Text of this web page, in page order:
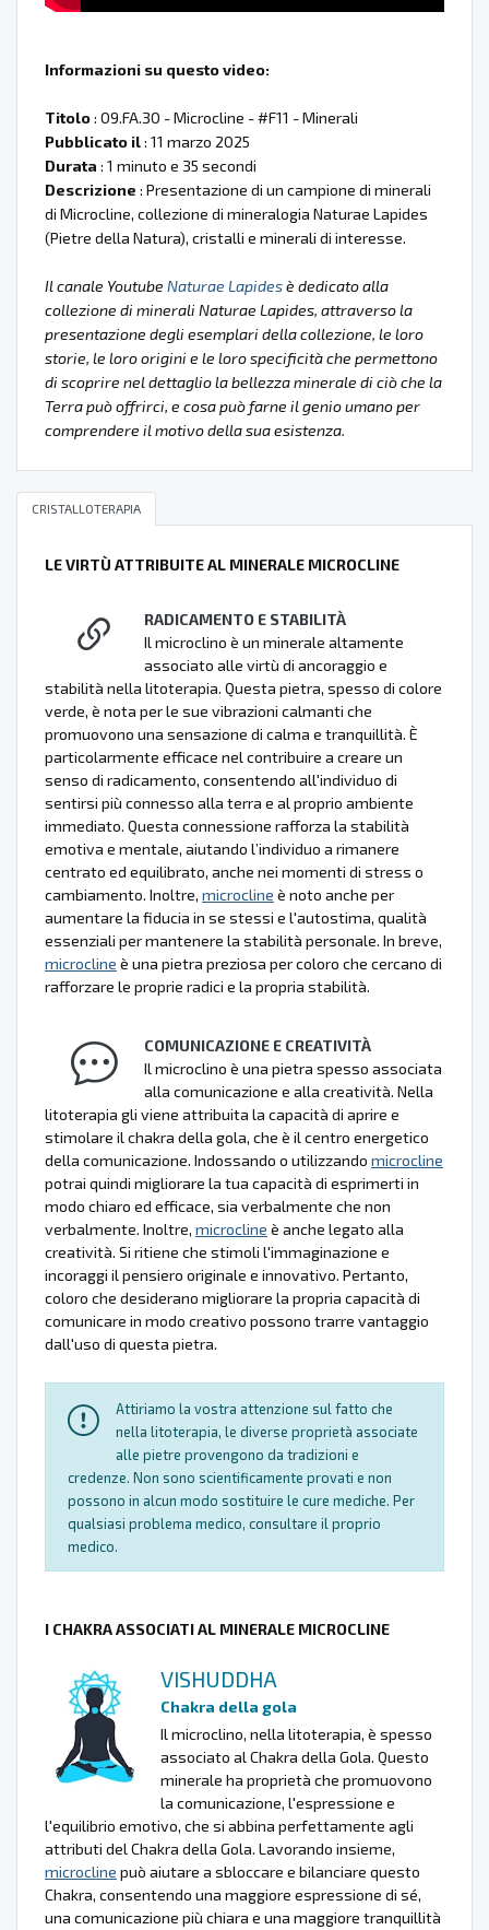
Informazioni su questo video:
Titolo: 09.FA.30 - Microcline - #F11 - Minerali
Pubblicato il: 11 marzo 2025
Durata : 1 minuto e 35 secondi
Descrizione : Presentazione di un campione di minerali
di Microcline, collezione di mineralogia Naturae Lapides
(Pietre della Natura), cristalli e minerali di interesse.
Il canale Youtube Naturae Lapidesè dedicato alla
collezione di minerali Naturae Lapides, attraverso la
presentazione degli esemplari della collezione, le loro
storie, le loro origini e le loro specificità che permettono
di scoprire nel dettaglio la bellezza minerale di ciò che la
Terra può offrirci, e cosa può farne il genio umano per
comprendere il motivo della sua esistenza.
CRISTALLOTERAPIA
LE VIRTÙ ATTRIBUITE AL MINERALE MICROCLINE
RADICAMENTO E STABILITÀ
Il microclino è un minerale altamente
associato alle virtù di ancoraggio e
stabilità nella litoterapia. Questa pietra, spesso di colore
verde, è nota per le sue vibrazioni calmanti che
promuovono una sensazione di calma e tranquillità. È
particolarmente efficace nel contribuire a creare un
senso di radicamento, consentendo all'individuo di
sentirsi più connesso alla terra e al proprio ambiente
immediato. Questa connessione rafforza la stabilità
emotiva e mentale, aiutando l’individuo a rimanere
centrato ed equilibrato, anche nei momenti di stress o
cambiamento. Inoltre, microcline è noto anche per
aumentare la fiducia in se stessi e l'autostima, qualità
essenziali per mantenere la stabilità personale. In breve,
microcline è una pietra preziosa per coloro che cercano di
rafforzare le proprie radici e la propria stabilità.
COMUNICAZIONE E CREATIVITÀ
Il microclino è una pietra spesso associata
alla comunicazione e alla creatività. Nella
litoterapia gli viene attribuita la capacità di aprire e
stimolare il chakra della gola, che è il centro energetico
della comunicazione. Indossando o utilizzando microcline
potrai quindi migliorare la tua capacità di esprimerti in
modo chiaro ed efficace, sia verbalmente che non
verbalmente. Inoltre, microcline è anche legato alla
creatività. Si ritiene che stimoli l'immaginazione e
incoraggi il pensiero originale e innovativo. Pertanto,
coloro che desiderano migliorare la propria capacità di
comunicare in modo creativo possono trarre vantaggio
dall'uso di questa pietra.
Attiriamo la vostra attenzione sul fatto che
nella litoterapia, le diverse proprietà associate
alle pietre provengono da tradizioni e
credenze. Non sono scientificamente provati e non
possono in alcun modo sostituire le cure mediche. Per
qualsiasi problema medico, consultare il proprio
medico.
I CHAKRA ASSOCIATI AL MINERALE MICROCLINE
VISHUDDHA
Chakra della gola
Il microclino, nella litoterapia, è spesso
associato al Chakra della Gola. Questo
minerale ha proprietà che promuovono
la comunicazione, l'espressione e
l'equilibrio emotivo, che si abbina perfettamente agli
attributi del Chakra della Gola. Lavorando insieme,
microcline può aiutare a sbloccare e bilanciare questo
Chakra, consentendo una maggiore espressione di sé,
una comunicazione più chiara e una maggiore tranquillità